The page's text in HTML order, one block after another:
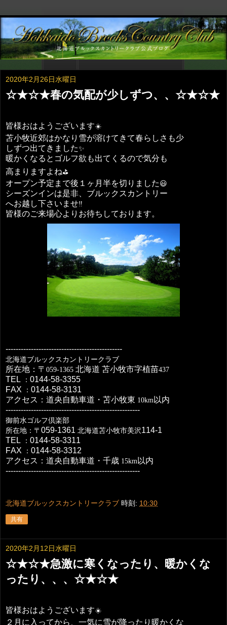
2020年2月26日水曜日
☆★☆★春の気配が少しずつ、、☆★☆★
皆様おはようございます☀️
苫小牧近郊はかなり雪が溶けてきて春らしさも少
しずつ出てきました✨
暖かくなるとゴルフ欲も出てくるので気分も
高まりますよね⛳️
オープン予定まで後１ヶ月半を切りました 😃
シーズンインは是非、ブルックスカントリー
へお越し下さいませ‼️
皆様のご来場心よりお待ちしております。
----------------------------------------------
北海道ブルックスカントリークラブ
所在地：〒 059-1365 北海道 苫小牧市字植苗437
TEL ： 0144-58-3355
FAX
： 0144-58-3131
アクセス：道央自動車道・苫小牧東 10km 以内
-----------------------------------------------------
御前水ゴルフ倶楽部
所在地：〒 059-1361 北海道苫小牧市美沢 114-1
TEL
： 0144-58-3311
FAX
： 0144-58-3312
アクセス：道央自動車道・千歳 15km 以内
-----------------------------------------------------
北海道ブルックスカントリークラブ 時刻: 10:30
共有
2020年2月12日水曜日
☆★☆★急激に寒くなったり、暖かくな
ったり、、、☆★☆★
皆様おはようございます☀️
２月に入ってから、一気に雪が降ったり暖かくな